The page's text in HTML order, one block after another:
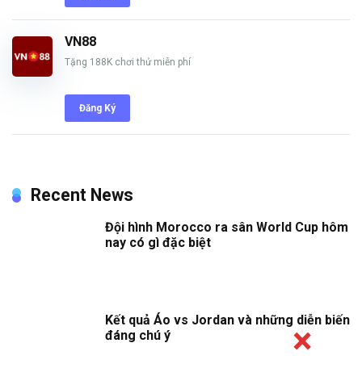
VN88
Tặng 188K chơi thử miễn phí
Đăng Ký
Recent News
Đội hình Morocco ra sân World Cup hôm
nay có gì đặc biệt
Kết quả Áo vs Jordan và những diễn biến
đáng chú ý